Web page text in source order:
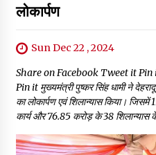
लोकार्पण
Sun Dec 22 , 2024
Share on Facebook Tweet it
Pin it मुख्यमंत्री पुष्कर सिंह धामी ने
का लोकार्पण एवं शिलान्यास किया।
कार्य और ₹76.85 करोड़ के 38 शिलान्यास